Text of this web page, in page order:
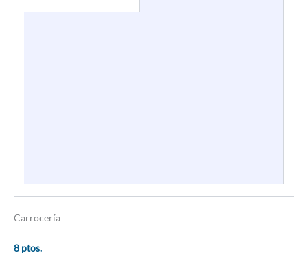
Carrocería
8 ptos.